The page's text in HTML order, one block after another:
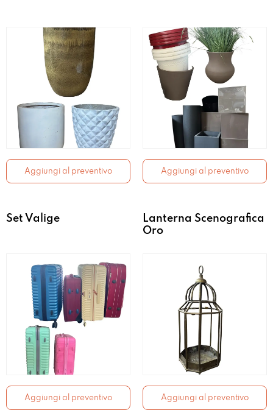
Aggiungi al preventivo Aggiungi al preventivo
Set Valige
Aggiungi al preventivo
Lanterna Scenografica
Oro
Aggiungi al preventivo